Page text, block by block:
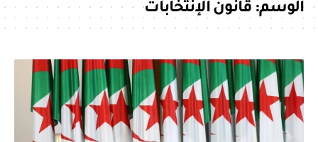
الوسم:قانون الإنتخابات